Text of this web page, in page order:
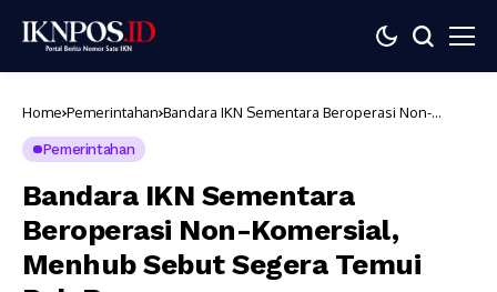
Home Pemerintahan Bandara IKN Sementara Beroperasi Non-
Pemerintahan
Bandara IKN Sementara
Beroperasi Non-Komersial,
Menhub Sebut Segera Temui